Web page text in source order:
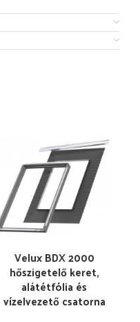
Velux BDX 2000
hőszigetelő keret,
alátétfólia és
vízelvezető csatorna